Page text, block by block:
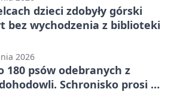
dzieci zdobyły górski
bez wychodzenia z biblioteki
2026
180 psów odebranych z
Schronisko prosi o